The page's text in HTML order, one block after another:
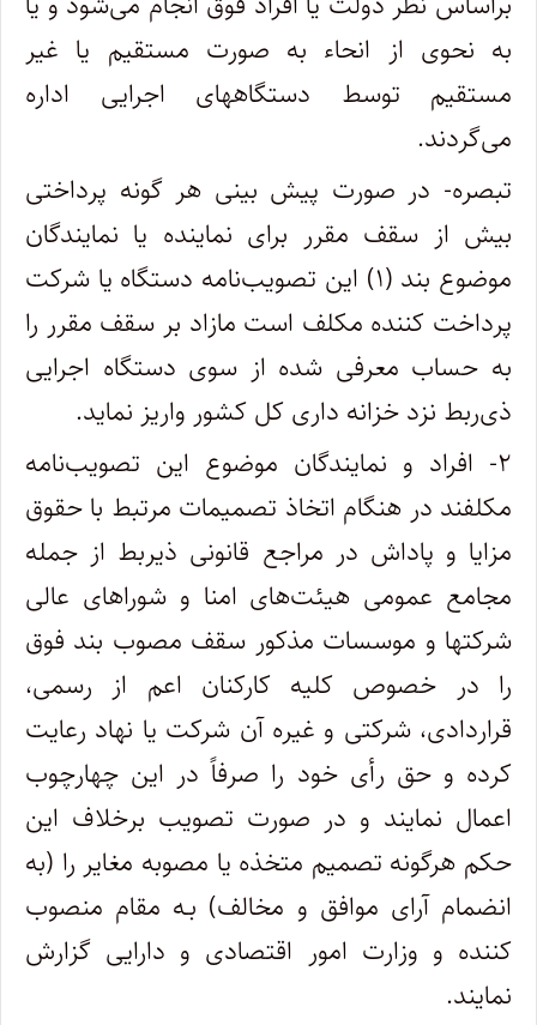
به نحوی از انحاء به صورت مستقیم یا غیر
مستقیم توسط دستگاههای اجرایی اداره
می‌گردند.
تبصره- در صورت پیش بینی هر گونه پرداختی
بیش از سقف مقرر برای نماینده یا نمایندگان
موضوع بند (۱) این تصویب‌نامه دستگاه یا شرکت
پرداخت کننده مکلف است مازاد بر سقف مقرر را
به حساب معرفی شده از سوی دستگاه اجرایی
ذی‌ربط نزد خزانه داری کل کشور واریز نماید.
۲- افراد و نمایندگان موضوع این تصویب‌نامه
مکلفند در هنگام اتخاذ تصمیمات مرتبط با حقوق
مزایا و پاداش در مراجع قانونی ذیربط از جمله
مجامع عمومی هیئت‌های امنا و شوراهای عالی
شرکتها و موسسات مذکور سقف مصوب بند فوق
را در خصوص کلیه کارکنان اعم از رسمی،
قراردادی، شرکتی و غیره آن شرکت یا نهاد رعایت
کرده و حق رأی خود را صرفاً در این چهارچوب
اعمال نمایند و در صورت تصویب برخلاف این
حکم هرگونه تصمیم متخذه یا مصوبه مغایر را (به
انضمام آرای موافق و مخالف) بـه مقام منصوب
کننده و وزارت امور اقتصادی و دارایی گزارش
نمایند.